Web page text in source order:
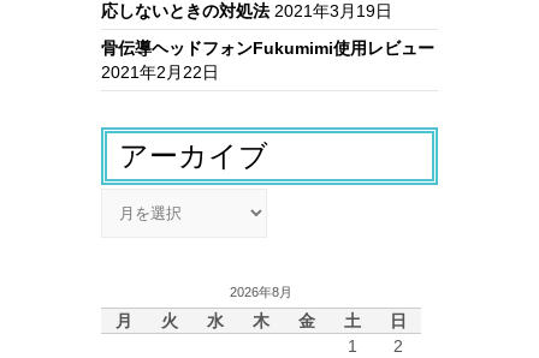
応しないときの対処法 2021年3月19日
骨伝導ヘッドフォンFukumimi使用レビュー
2021年2月22日
アーカイブ
2026年8月
月 火 水 木 金 土
日
1
2